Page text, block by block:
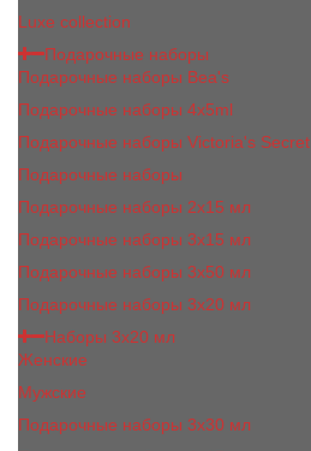
Luxe collection
Подарочные наборы
Подарочные наборы Bea's
Подарочные наборы 4х5ml
Подарочные наборы Victoria's Secret
Подарочные наборы
Подарочные наборы 2x15 мл
Подарочные наборы 3х15 мл
Подарочные наборы 3x50 мл
Подарочные наборы 3x20 мл
Наборы 3х20 мл
Женские
Мужские
Подарочные наборы 3х30 мл